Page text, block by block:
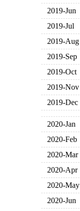
2019-Jun
2019-Jul
2019-Aug
2019-Sep
2019-Oct
2019-Nov
2019-Dec
2020-Jan
2020-Feb
2020-Mar
2020-Apr
2020-May
2020-Jun